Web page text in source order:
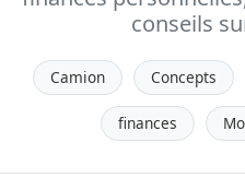
conseils
Camion Concepts
finances